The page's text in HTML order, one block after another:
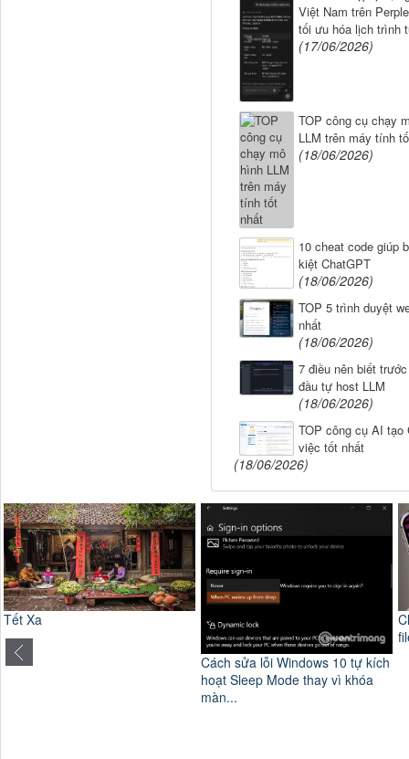
Việt Nam trên
tối ưu hóa lịch trình
(17/06/2026)
TOP công cụ chạy
LLM trên máy tính
(18/06/2026)
10 cheat code giúp
kiệt ChatGPT
(18/06/2026)
TOP 5 trình duyệt
nhất
(18/06/2026)
7 điều nên biết
đầu tự host LLM
(18/06/2026)
TOP công cụ AI tạo
việc tốt nhất
(18/06/2026)
Tết Xa
Cách sửa lỗi Windows 10 tự kích
hoạt Sleep Mode thay vì khóa
màn...